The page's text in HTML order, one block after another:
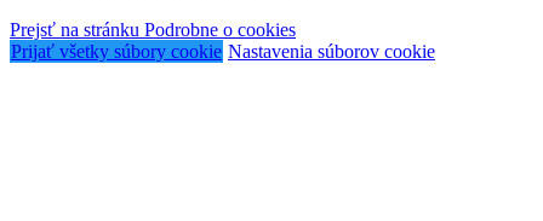
Prejsť na stránku Podrobne o cookies
Prijať všetky súbory cookie Nastavenia súborov cookie